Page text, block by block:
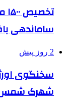
ساماندهی
2 روز پیش
سخنگوی
شهرک شمس آباد